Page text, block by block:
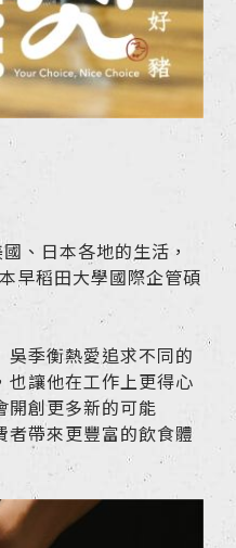
、日本各地的生活，
早稻田大學國際企管碩
吳季衡熱愛追求不同的
也讓他在工作上更得心
開創更多新的可能
者帶來更豐富的飲食體